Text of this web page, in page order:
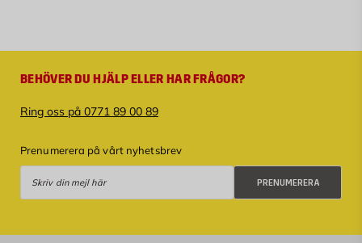
BEHÖVER DU HJÄLP ELLER HAR FRÅGOR?
Ring oss på 0771 89 00 89
Prenumerera på vårt nyhetsbrev
PRENUMERERA